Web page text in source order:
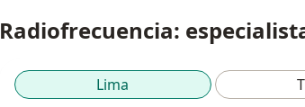
Radiofrecuencia:
Lima